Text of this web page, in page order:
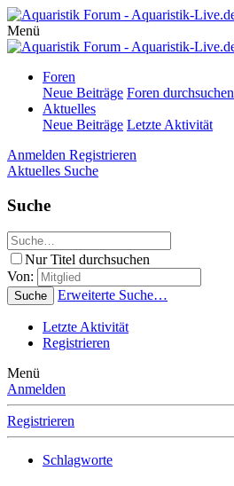
Menü
Foren
Neue Beiträge Foren durchsuchen
Aktuelles
Neue Beiträge Letzte Aktivität
Anmelden Registrieren
Aktuelles Suche
Suche
Nur Titel durchsuchen
Von:
Suche Erweiterte Suche…
Letzte Aktivität
Registrieren
Menü
Anmelden
Registrieren
Schlagworte